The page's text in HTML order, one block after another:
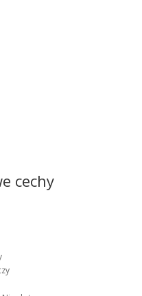
cechy